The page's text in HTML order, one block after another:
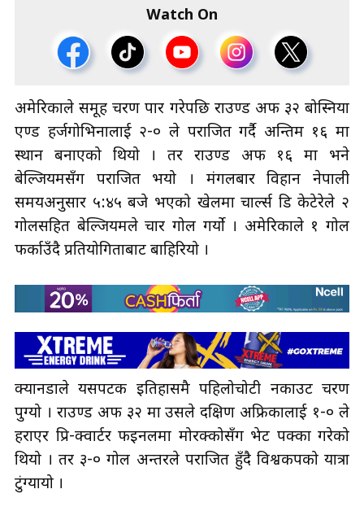
Watch On
अमेरिकाले समूह चरण पार गरेपछि राउण्ड अफ ३२ बोस्निया
एण्ड हर्जगोभिनालाई २-० ले पराजित गर्दै अन्तिम १६ मा
स्थान बनाएको थियो । तर राउण्ड अफ १६ मा भने
बेल्जियमसँग पराजित भयो । मंगलबार विहान नेपाली
समयअनुसार ५:४५ बजे भएको खेलमा चार्ल्स डि केटेरेले २
गोलसहित बेल्जियमले चार गोल गर्यो । अमेरिकाले १ गोल
फर्काउँदै प्रतियोगिताबाट बाहिरियो ।
क्यानडाले यसपटक इतिहासमै पहिलोचोटी नकाउट चरण
पुग्यो । राउण्ड अफ ३२ मा उसले दक्षिण अफ्रिकालाई १-० ले
हराएर प्रि-क्वार्टर फइनलमा मोरक्कोसँग भेट पक्का गरेको
थियो । तर ३-० गोल अन्तरले पराजित हुँदै विश्वकपको यात्रा
टुंग्यायो ।